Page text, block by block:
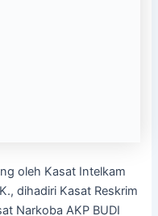
oleh Kasat Intelkam
dihadiri Kasat Reskrim
Narkoba AKP BUDI